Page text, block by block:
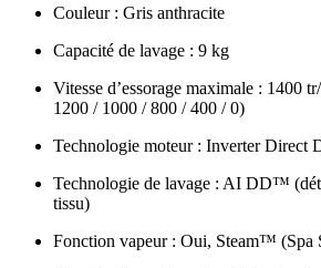
Couleur : Gris anthracite
Capacité de lavage : 9 kg
Vitesse d’essorage maximale : 1400
1200 / 1000 / 800 / 400 / 0)
Technologie moteur : Inverter Direct
Technologie de lavage : AI DD™
tissu)
Fonction vapeur : Oui, Steam™ (Spa